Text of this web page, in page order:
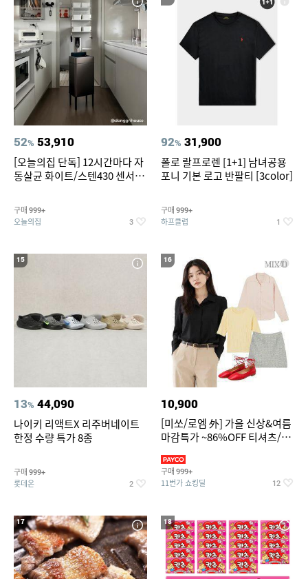
52% 53,910
[오늘의집 단독] 12시간마다 자
동살균 화이트/스텐430 센서휴
구매 999+
오늘의집 3
92% 31,900
폴로 랄프로렌 [1+1] 남녀공용
포니 기본 로고 반팔티 [3color]
구매 999+
하프클럽 1
15
13% 44,090
나이키 리액트X 리주버네이트
한정 수량 특가 8종
구매 999+
롯데온 2
16
10,900
[미쏘/로엠 外] 가을 신상&여름
마감특가 ~86%OFF 티셔츠/슬
구매 999+
11번가 쇼킹딜 12
17 18